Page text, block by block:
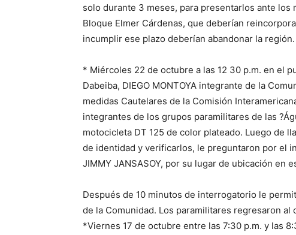
solo durante 3 meses, para presentarlos ante
Bloque Elmer Cárdenas, que deberían
incumplir ese plazo deberían abandonar la región.
* Miércoles 22 de octubre a las 12 30 p.m. en el
Dabeiba, DIEGO MONTOYA integrante de la
medidas Cautelares de la Comisión
integrantes de los grupos paramilitares de las
motocicleta DT 125 de color plateado. Luego de
de identidad y verificarlos, le preguntaron por el
JIMMY JANSASOY, por su lugar de ubicación en
Después de 10 minutos de interrogatorio le
de la Comunidad. Los paramilitares regresaron al
*Viernes 17 de octubre entre las 7:30 p.m. y las